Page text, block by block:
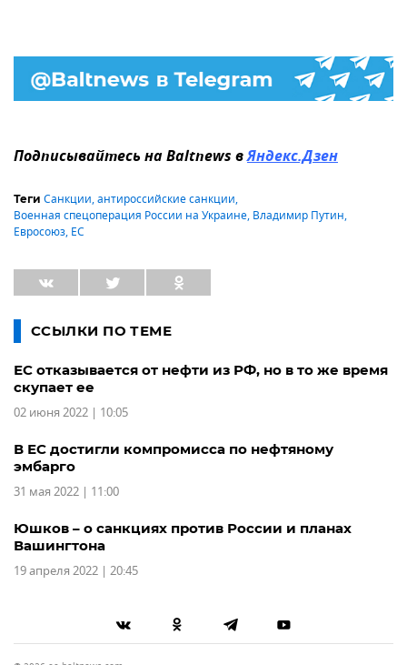
Подписывайтесь на Baltnews вЯндекс.Дзен
Теги Санкции,антироссийские санкции,
Военная спецоперация России на Украине, Владимир Путин,
Евросоюз, ЕС
ССЫЛКИ ПО ТЕМЕ
ЕС отказывается от нефти из РФ, но в то же время
скупает ее
02 июня 2022 | 10:05
В ЕС достигли компромисса по нефтяному
эмбарго
31 мая 2022 | 11:00
Юшков – о санкциях против России и планах
Вашингтона
19 апреля 2022 | 20:45